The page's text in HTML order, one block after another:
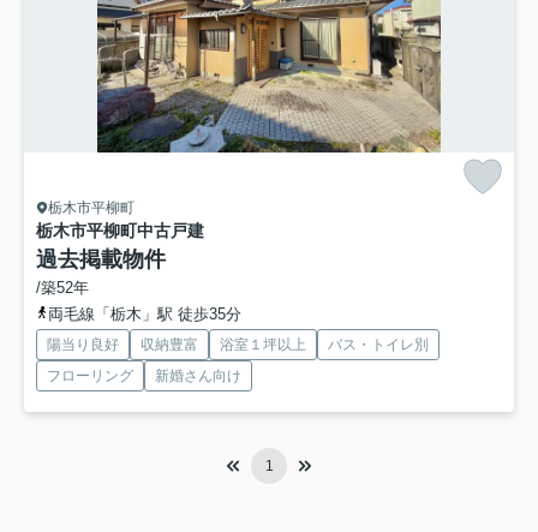
栃木市平柳町
栃木市平柳町中古戸建
過去掲載物件
/築52年
両毛線「栃木」駅 徒歩35分
陽当り良好 収納豊富 浴室１坪以上
バス・トイレ別
フローリング
新婚さん向け
1